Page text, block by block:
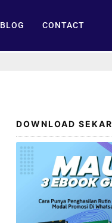
BLOG CONTACT
DOWNLOAD